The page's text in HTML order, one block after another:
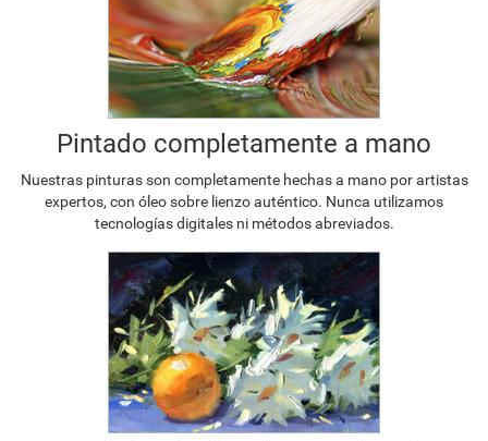
Pintado completamente a mano
Nuestras pinturas son completamente hechas a mano por artistas
expertos, con óleo sobre lienzo auténtico. Nunca utilizamos
tecnologías digitales ni métodos abreviados.